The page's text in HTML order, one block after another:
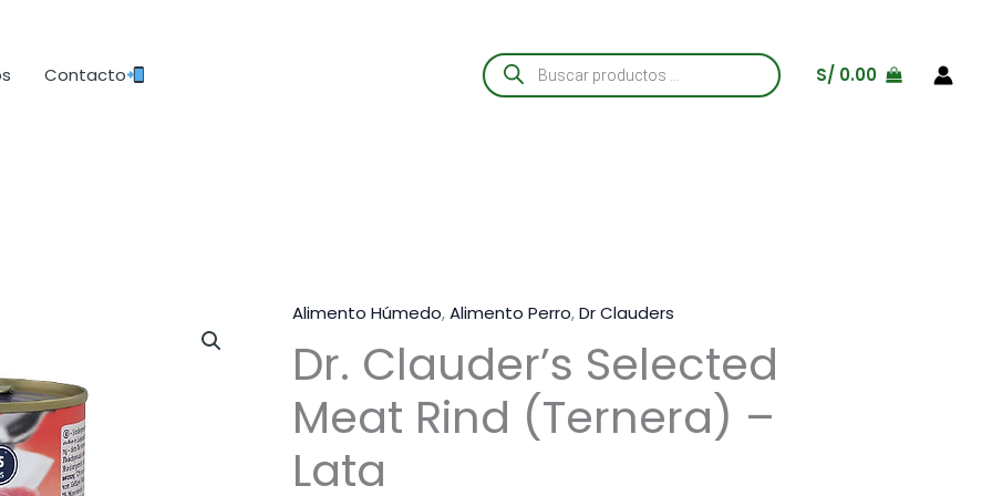
Contacto
Búsqueda
de
productos
S/ 0.00
Alimento Húmedo,Alimento Perro,Dr Clauders
Dr. Clauder’s Selected
Meat Rind (Ternera) –
Lata